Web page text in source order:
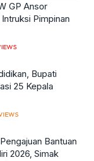
GP Ansor
Pimpinan
Bupati
25 Kepala
Bantuan
2026, Simak